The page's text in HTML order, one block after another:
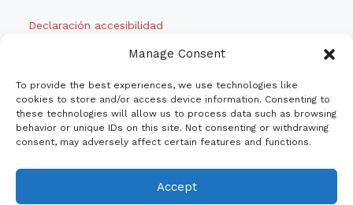
Manage Consent
To provide the best experiences, we use technologies like
cookies to store and/or access device information. Consenting to
these technologies will allow us to process data such as browsing
behavior or unique IDs on this site. Not consenting or withdrawing
consent, may adversely affect certain features and functions.
Accept
Declaración accesibilidad
Financiado por la Unión Europea - NextGenerationEU